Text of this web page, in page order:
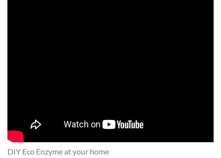
DIY Eco Enzyme at your home